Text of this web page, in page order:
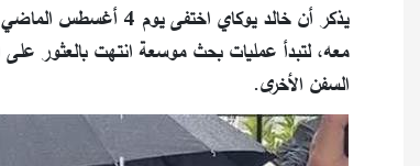
يذكر أن خالد يوكاي
معه، لتبدأ عمليات بحث موسعة انتهت بالعثور
السفن الأخرى.